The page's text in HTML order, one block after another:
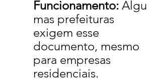
Funcionamento: Algu
mas prefeituras
exigem esse
documento, mesmo
para empresas
residenciais.